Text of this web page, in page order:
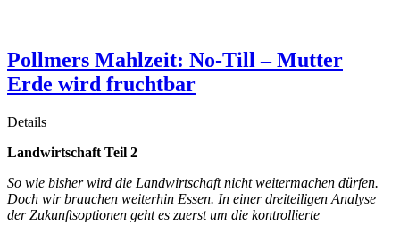
Pollmers Mahlzeit: No-Till – Mutter
Erde wird fruchtbar
Details
Landwirtschaft Teil 2
So wie bisher wird die Landwirtschaft nicht weitermachen dürfen.
Doch wir brauchen weiterhin Essen. In einer dreiteiligen Analyse
der Zukunftsoptionen geht es zuerst um die kontrollierte